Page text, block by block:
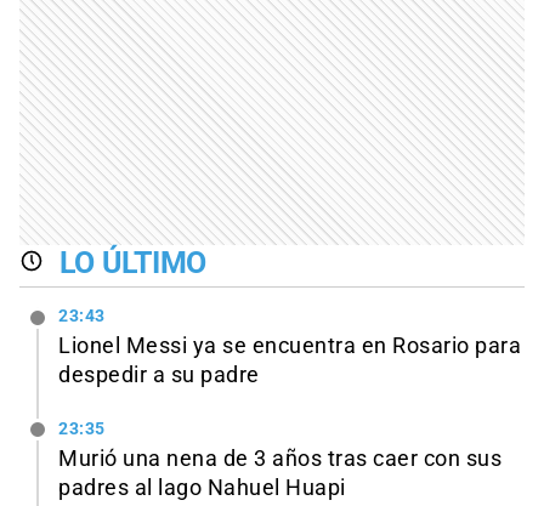
LO ÚLTIMO
23:43
Lionel Messi ya se encuentra en Rosario para
despedir a su padre
23:35
Murió una nena de 3 años tras caer con sus
padres al lago Nahuel Huapi